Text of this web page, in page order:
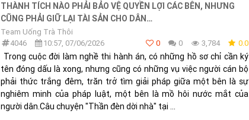
THÀNH TÍCH NÀO PHẢI BẢO VỆ QUYỀN LỢI CÁC BÊN, NHƯNG
CŨNG PHẢI GIỮ LẠI TÀI SẢN CHO DÂN…
Team Uống Trà Thôi
4046
10:57, 07/06/2026 0 0 3,784 0.0
Trong cuộc đời làm nghề thi hành án, có những hồ sơ chỉ cần ký
tên đóng dấu là xong, nhưng cũng có những vụ việc người cán bộ
phải thức trắng đêm, trăn trở tìm giải pháp giữa một bên là sự
nghiêm minh của pháp luật, một bên là mồ hôi nước mắt của
người dân.Câu chuyện "Thần đèn dời nhà" tại ...